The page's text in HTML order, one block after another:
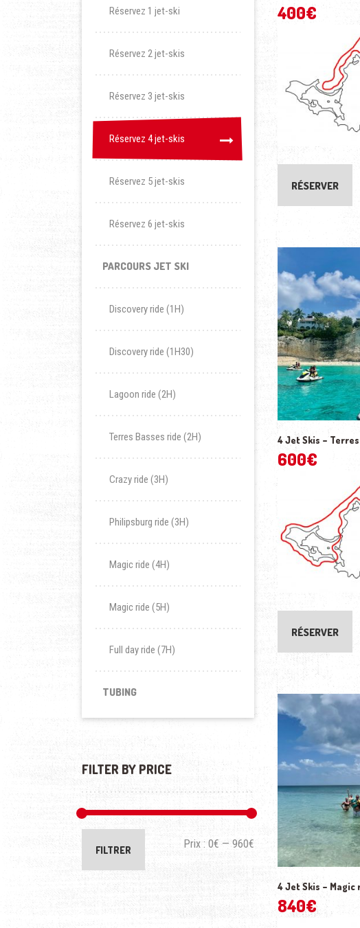
400€
RÉSERVER
4 Jet Skis –
600€
RÉSERVER
4 Jet Skis – Magic
840€
Réservez 1 jet-ski
Réservez 2 jet-skis
Réservez 3 jet-skis
Réservez 4 jet-skis
Réservez 4 jet-skis
Réservez 5 jet-skis
Réservez 6 jet-skis
PARCOURS JET SKI
Discovery ride (1H)
Discovery ride (1H30)
Lagoon ride (2H)
Terres Basses ride (2H)
Crazy ride (3H)
Philipsburg ride (3H)
Magic ride (4H)
Magic ride (5H)
Full day ride (7H)
TUBING
FILTER BY PRICE
FILTRER Prix :0€ —960€